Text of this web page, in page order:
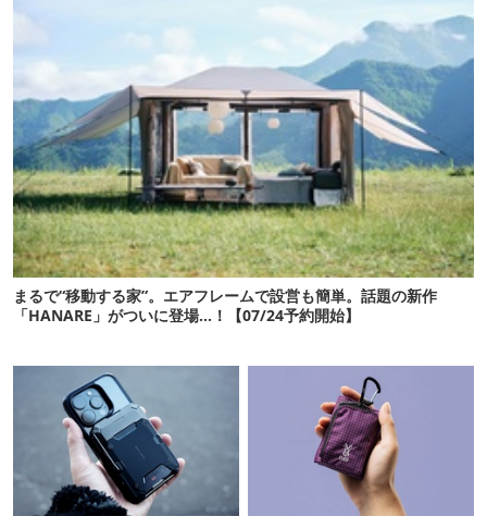
まるで“移動する家”。エアフレームで設営も簡単。話題の新作
「HANARE」がついに登場…！【07/24予約開始】